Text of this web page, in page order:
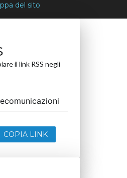
del sito
il link RSS negli
COPIA LINK